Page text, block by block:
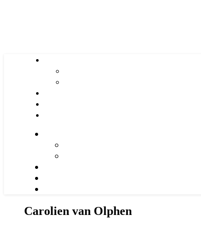
Carolien van Olphen